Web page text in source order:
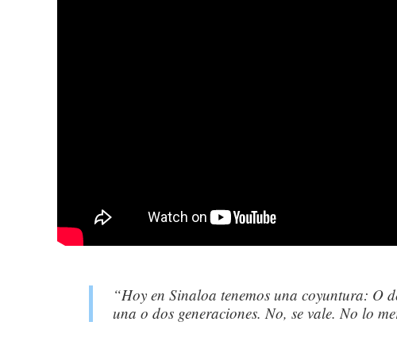
“Hoy en Sinaloa tenemos una coyuntura: O
una o dos generaciones. No, se vale. No lo